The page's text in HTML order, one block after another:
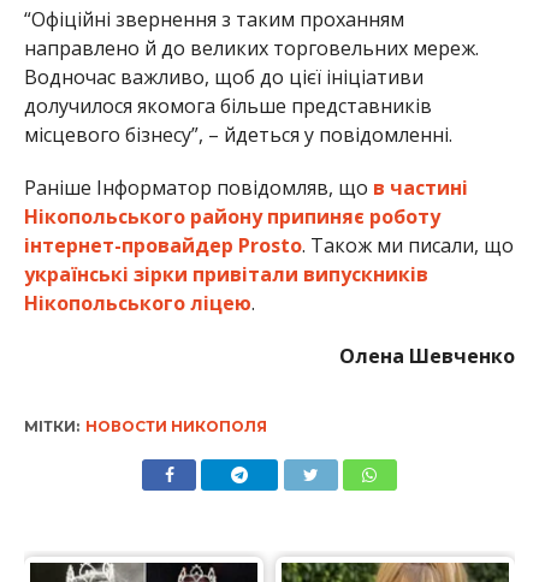
“Офіційні звернення з таким проханням
направлено й до великих торговельних мереж.
Водночас важливо, щоб до цієї ініціативи
долучилося якомога більше представників
місцевого бізнесу”, – йдеться у повідомленні.
Раніше Інформатор повідомляв, що в частині
Нікопольського району припиняє роботу
інтернет-провайдер Prosto. Також ми писали, що
українські зірки привітали випускників
Нікопольського ліцею.
Олена Шевченко
МІТКИ: НОВОСТИ НИКОПОЛЯ